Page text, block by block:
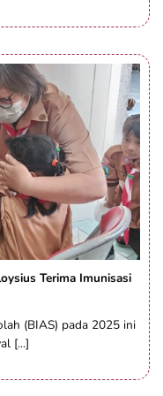
Terima Imunisasi
(BIAS) pada 2025 ini
[...]